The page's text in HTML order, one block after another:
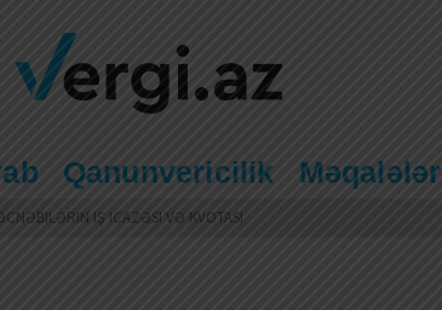
Qanunvericilik Məqalələr
IŞ ICAZƏSI VƏ KVOTASI